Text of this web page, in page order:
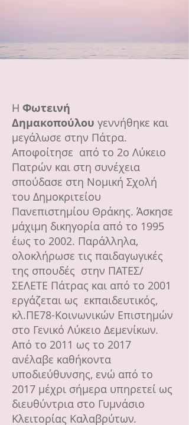
Η Φωτεινή
Δημακοπούλου γεννήθηκε και
μεγάλωσε στην Πάτρα.
Αποφοίτησε από το 2ο Λύκειο
Πατρών και στη συνέχεια
σπούδασε στη Νομική Σχολή
του Δημοκριτείου
Πανεπιστημίου Θράκης. Άσκησε
μάχιμη δικηγορία από το 1995
έως το 2002. Παράλληλα,
ολοκλήρωσε τις παιδαγωγικές
της σπουδές στην ΠΑΤΕΣ/
ΣΕΛΕΤΕ Πάτρας και από το 2001
εργάζεται ως εκπαιδευτικός,
κλ.ΠΕ78-Κοινωνικών Επιστημών
στο Γενικό Λύκειο Δεμενίκων.
Από το 2011 ως το 2017
ανέλαβε καθήκοντα
υποδιεύθυνσης, ενώ από το
2017 μέχρι σήμερα υπηρετεί ως
διευθύντρια στο Γυμνάσιο
Κλειτορίας Καλαβρύτων.